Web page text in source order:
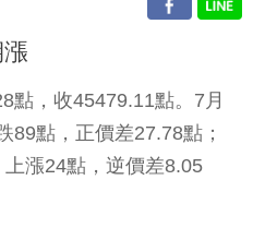
點，收45479.11點。7月
89點，正價差27.78點；
漲24點，逆價差8.05